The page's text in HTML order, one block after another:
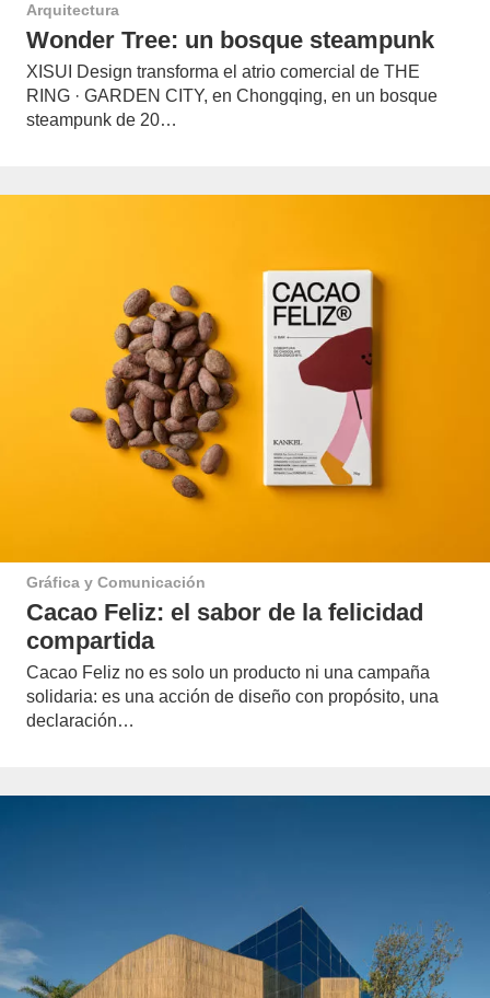
Arquitectura
Wonder Tree: un bosque steampunk
XISUI Design transforma el atrio comercial de THE
RING · GARDEN CITY, en Chongqing, en un bosque
steampunk de 20…
Gráfica y Comunicación
Cacao Feliz: el sabor de la felicidad
compartida
Cacao Feliz no es solo un producto ni una campaña
solidaria: es una acción de diseño con propósito, una
declaración…